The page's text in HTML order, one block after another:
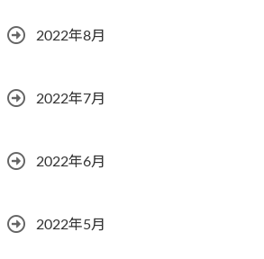
2022年8月
2022年7月
2022年6月
2022年5月